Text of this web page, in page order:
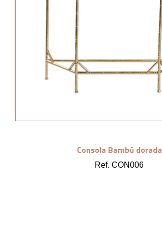
Consola Bambú dorada
Ref. CON006